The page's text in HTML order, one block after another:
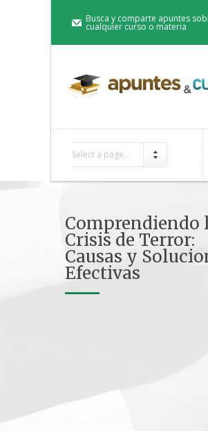
Busca y comparte apuntes
cualquier curso o materia
Select a page...
Comprendiendo
Crisis de Terror:
Causas y
Efectivas